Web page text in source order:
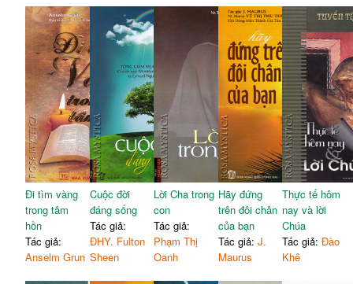
Đi tìm vàng
trong tâm
hồn
Tác giả:
Anselm Grun
Cuộc đời
đáng sống
Tác giả:
ĐHY. Fulton
Sheen
Lời Cha trong
con
Tác giả:
Phạm Thị
Oanh
Hãy đứng
trên đôi chân
của bạn
Tác giả: J.
Maurus
Thực tế hôm
nay và lời
Chúa
Tác giả:Đào
Khê